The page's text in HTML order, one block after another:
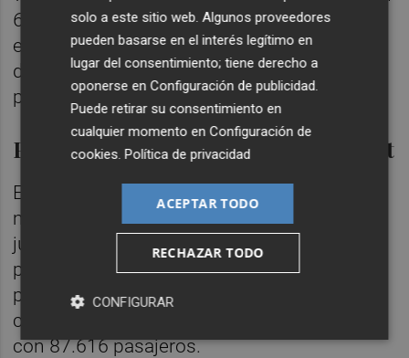
6,9%. En lo referente al dato acumulado, de
enero a julio se gestionaron 7.921 toneladas
de mercancías, un 6,8% más que el mismo
periodo del año anterior.
Países con más demanda en El Altet
En el aeropuerto alicantino, los países con
más demanda de viajeros durante el mes de
julio fueron Reino Unido, con 688.592
pasajeros; seguido de España, con 134.593
pasajeros; Noruega, con 111.190; Alemania,
con 98.426; Holanda, con 96.272, y Suecia,
con 87.616 pasajeros.
solo a este sitio web. Algunos proveedores
pueden basarse en el interés legítimo en
lugar del consentimiento; tiene derecho a
oponerse enConfiguración de publicidad
Puede retirar su consentimiento en
cualquier momento enConfiguración de
cookies .Política de privacidad
ACEPTAR TODO
RECHAZAR TODO
CONFIGURAR